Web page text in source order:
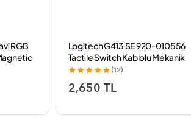
RGB
Logitech G413 SE 920-010556
Tactile Switch Kablolu Mekanik
Oyuncu Klavyesi
(12)
2,650 TL